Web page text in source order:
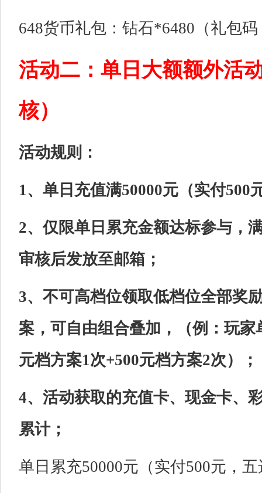
648货币礼包：钻石*6480（礼包
活动二：单日大额额外活
核）
活动规则：
1、单日充值满50000元（实付500
2、仅限单日累充金额达标参与，
审核后发放至邮箱；
3、不可高档位领取低档位全部奖
案，可自由组合叠加，（例：玩
元档方案1次+500元档方案2次）；
4、活动获取的充值卡、现金卡、
累计；
单日累充50000元（实付500元，